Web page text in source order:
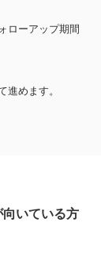
ローアップ期間
めます。
いている方